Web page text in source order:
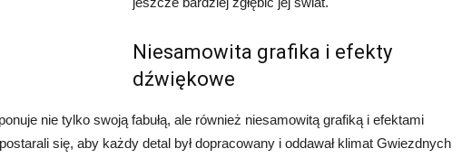
Niesamowita grafika i efekty
dźwiękowe
nie tylko swoją fabułą, ale również niesamowitą grafiką i efektami
się, aby każdy detal był dopracowany i oddawał klimat Gwiezdnych